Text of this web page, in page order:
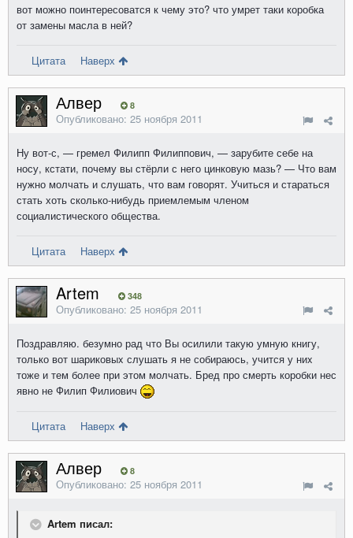
вот можно поинтересоватся к чему это? что умрет таки коробка
от замены масла в ней?
Цитата Наверх
Алвер 8
Опубликовано: 25 ноября 2011
Ну вот-с, — гремел Филипп Филиппович, — зарубите себе на
носу, кстати, почему вы стёрли с него цинковую мазь? — Что вам
нужно молчать и слушать, что вам говорят. Учиться и стараться
стать хоть сколько-нибудь приемлемым членом
социалистического общества.
Цитата Наверх
Artem 348
Опубликовано: 25 ноября 2011
Поздравляю. безумно рад что Вы осилили такую умную книгу,
только вот шариковыx слушать я не собираюсь, учится у ниx
тоже и тем более при этом молчать. Бред про смерть коробки нес
явно не Филип Филиович
Цитата Наверх
Алвер 8
Опубликовано: 25 ноября 2011
Artem писал: